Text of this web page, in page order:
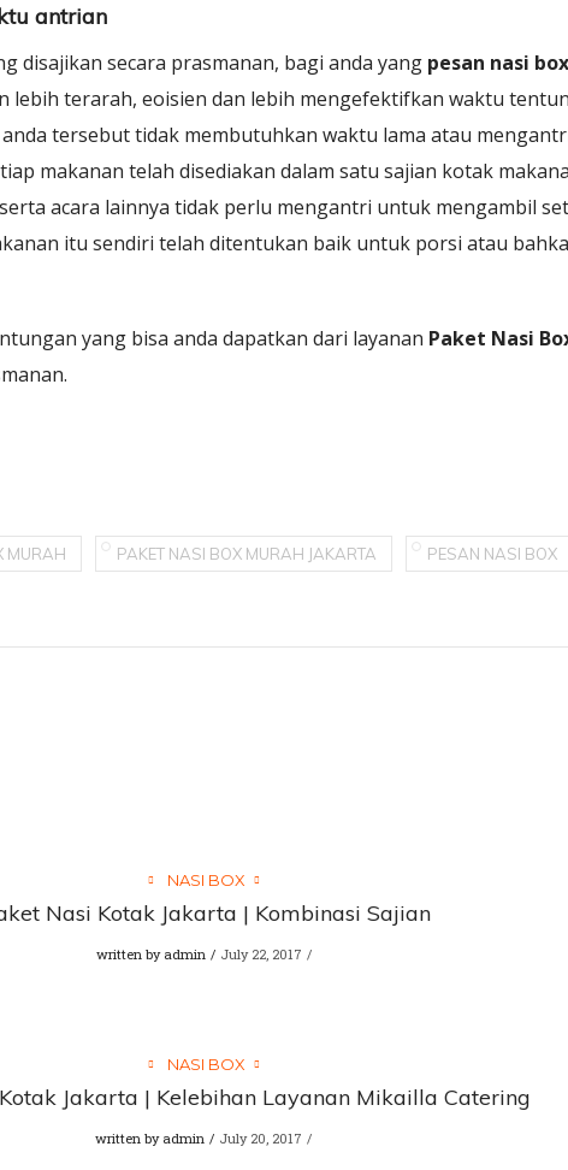
antrian
disajikan secara prasmanan, bagi anda yang pesan nasi
lebih terarah, eoisien dan lebih mengefektifkan waktu
tersebut tidak membutuhkan waktu lama atau
makanan telah disediakan dalam satu sajian kotak
acara lainnya tidak perlu mengantri untuk mengambil
itu sendiri telah ditentukan baik untuk porsi atau
yang bisa anda dapatkan dari layanan Paket Nasi
MURAH PAKET NASI BOX MURAH JAKARTA PESAN NASI BOX
NASI BOX
Nasi Kotak Jakarta | Kombinasi Sajian
written by admin July 22, 2017
NASI BOX
Jakarta | Kelebihan Layanan Mikailla Catering
written by admin July 20, 2017